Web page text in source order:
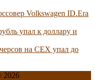
Volkswagen ID.Era
упал к доллару и
на CEX упал до
2026